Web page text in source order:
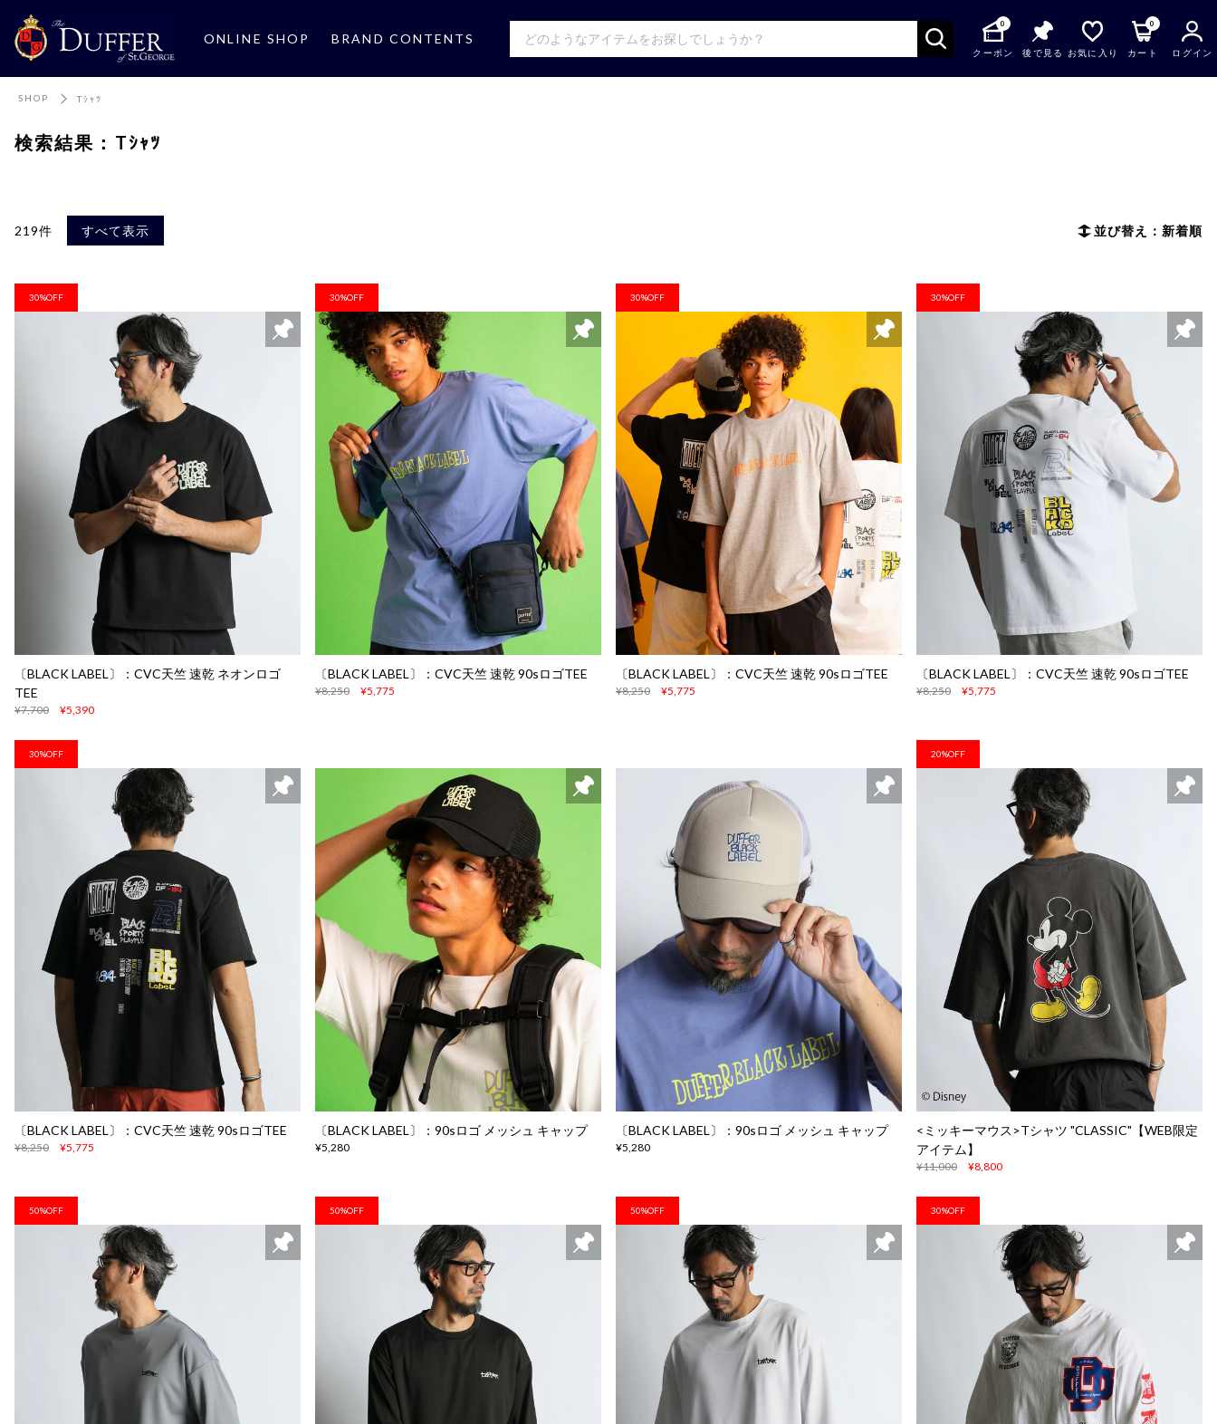
ONLINE SHOP BRAND CONTENTS
0
クーポン 後で見る お気に入り
0
カート ログイン
SHOP Tｼｬﾂ
検索結果：Tｼｬﾂ
219件 すべて表示 並び替え：新着順
30%OFF
〔BLACK LABEL〕：CVC天竺 速乾 ネオンロゴ
TEE
¥7,700 ¥5,390
30%OFF
〔BLACK LABEL〕：CVC天竺 速乾 90sロゴTEE
¥8,250 ¥5,775
30%OFF
〔BLACK LABEL〕：CVC天竺 速乾 90sロゴTEE
¥8,250 ¥5,775
30%OFF
〔BLACK LABEL〕：CVC天竺 速乾 90sロゴTEE
¥8,250 ¥5,775
30%OFF
〔BLACK LABEL〕：CVC天竺 速乾 90sロゴTEE
¥8,250 ¥5,775
〔BLACK LABEL〕：90sロゴ メッシュ キャップ
¥5,280
〔BLACK LABEL〕：90sロゴ メッシュ キャップ
¥5,280
20%OFF
<ミッキーマウス>Tシャツ "CLASSIC"【WEB限定
アイテム】
¥11,000 ¥8,800
50%OFF 50%OFF 50%OFF 30%OFF